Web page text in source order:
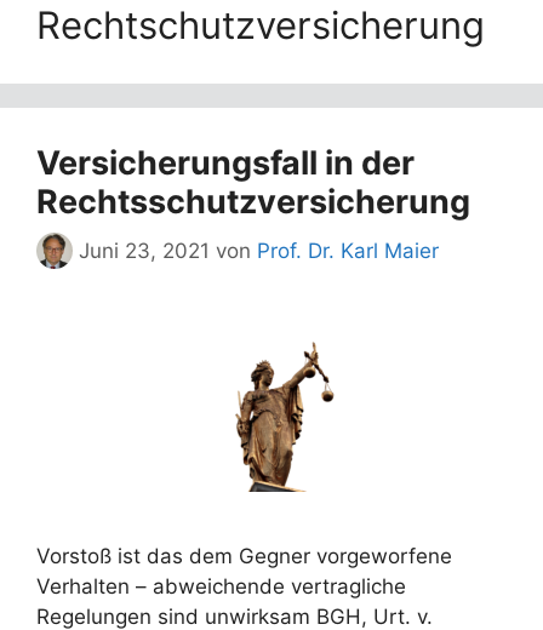
Rechtschutzversicherung
Versicherungsfall in der
Rechtsschutzversicherung
Juni 23, 2021 von Prof. Dr. Karl Maier
Vorstoß ist das dem Gegner vorgeworfene
Verhalten – abweichende vertragliche
Regelungen sind unwirksam BGH, Urt. v.